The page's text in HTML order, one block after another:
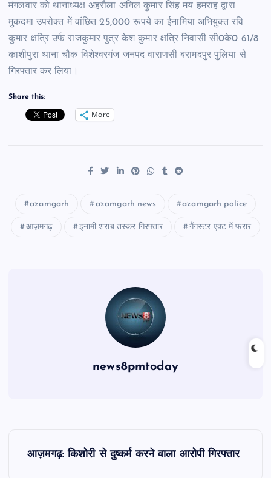
मंगलवार को थानाध्यक्ष अहरौला अनिल कुमार सिंह मय हमराह द्वारा
मुकदमा उपरोक्त में वांछित 25,000 रूपये का ईनामिया अभियुक्त रवि
कुमार क्षत्रि उर्फ राजकुमार पुत्र केश कुमार क्षत्रि निवासी सी0के0 61/8
काशीपुरा थाना चौक विशेश्वरगंज जनपद वाराणसी बरामदपुर पुलिया से
गिरफ्तार कर लिया।
Share this:
More
azamgarh azamgarh news azamgarh police
आज़मगढ़ इनामी शराब तस्कर गिरफ्तार गैंगस्टर एक्ट में फरार
news8pmtoday
आज़मगढ़: किशोरी से दुष्कर्म करने वाला आरोपी गिरफ्तार